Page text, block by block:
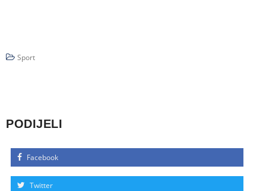
Sport
PODIJELI
Facebook
Twitter